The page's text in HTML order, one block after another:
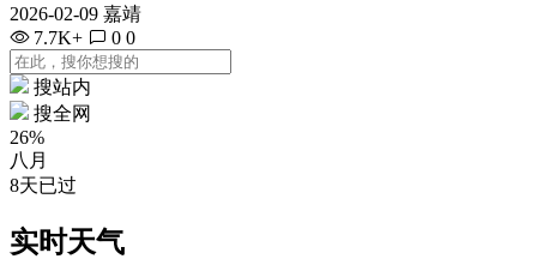
2026-02-09 嘉靖
7.7K+
0 0
搜站内
搜全网
26%
八月
8天已过
实时天气